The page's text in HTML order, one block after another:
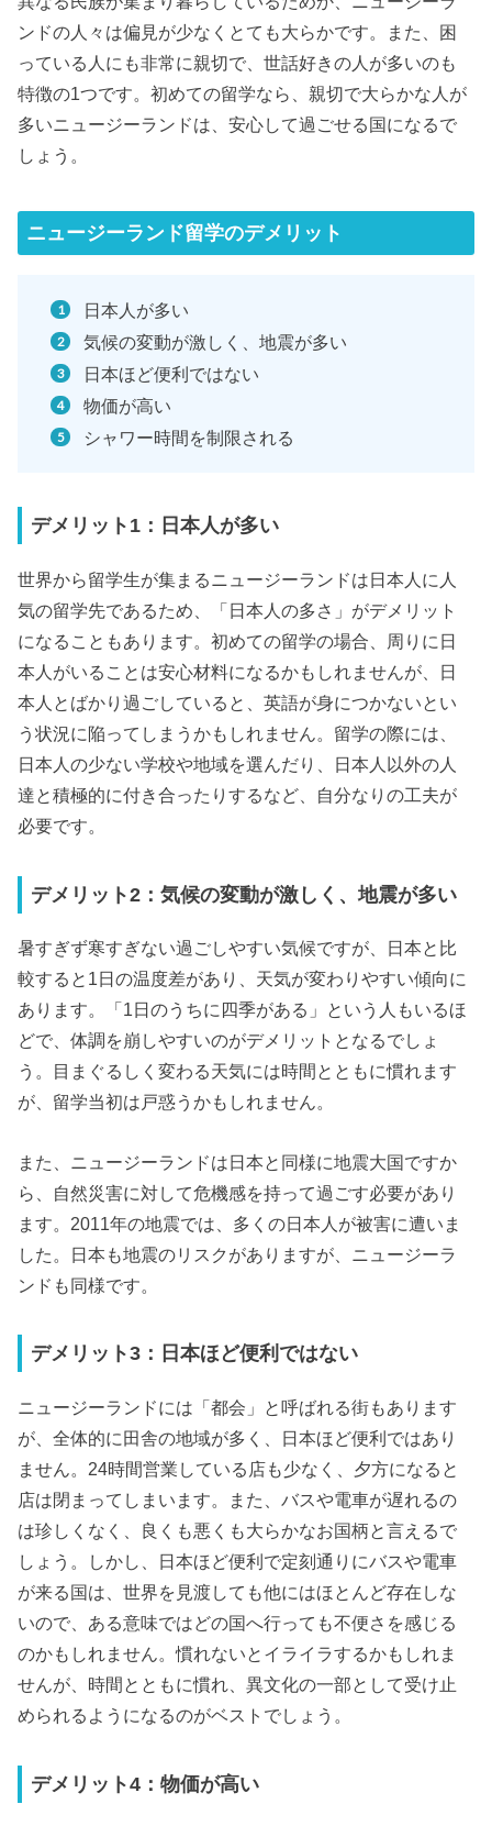
ンドの人々は偏見が少なくとても大らかです。また、困
っている人にも非常に親切で、世話好きの人が多いのも
特徴の1つです。初めての留学なら、親切で大らかな人が
多いニュージーランドは、安心して過ごせる国になるで
しょう。
ニュージーランド留学のデメリット
日本人が多い
気候の変動が激しく、地震が多い
日本ほど便利ではない
物価が高い
シャワー時間を制限される
デメリット1：日本人が多い
世界から留学生が集まるニュージーランドは日本人に人
気の留学先であるため、「日本人の多さ」がデメリット
になることもあります。初めての留学の場合、周りに日
本人がいることは安心材料になるかもしれませんが、日
本人とばかり過ごしていると、英語が身につかないとい
う状況に陥ってしまうかもしれません。留学の際には、
日本人の少ない学校や地域を選んだり、日本人以外の人
達と積極的に付き合ったりするなど、自分なりの工夫が
必要です。
デメリット2：気候の変動が激しく、地震が多い
暑すぎず寒すぎない過ごしやすい気候ですが、日本と比
較すると1日の温度差があり、天気が変わりやすい傾向に
あります。「1日のうちに四季がある」という人もいるほ
どで、体調を崩しやすいのがデメリットとなるでしょ
う。目まぐるしく変わる天気には時間とともに慣れます
が、留学当初は戸惑うかもしれません。
また、ニュージーランドは日本と同様に地震大国ですか
ら、自然災害に対して危機感を持って過ごす必要があり
ます。2011年の地震では、多くの日本人が被害に遭いま
した。日本も地震のリスクがありますが、ニュージーラ
ンドも同様です。
デメリット3：日本ほど便利ではない
ニュージーランドには「都会」と呼ばれる街もあります
が、全体的に田舎の地域が多く、日本ほど便利ではあり
ません。24時間営業している店も少なく、夕方になると
店は閉まってしまいます。また、バスや電車が遅れるの
は珍しくなく、良くも悪くも大らかなお国柄と言えるで
しょう。しかし、日本ほど便利で定刻通りにバスや電車
が来る国は、世界を見渡しても他にはほとんど存在しな
いので、ある意味ではどの国へ行っても不便さを感じる
のかもしれません。慣れないとイライラするかもしれま
せんが、時間とともに慣れ、異文化の一部として受け止
められるようになるのがベストでしょう。
デメリット4：物価が高い